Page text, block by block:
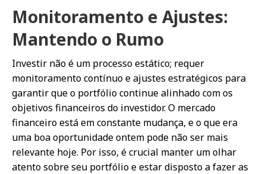
Monitoramento e Ajustes:
Mantendo o Rumo
Investir não é um processo estático; requer
monitoramento contínuo e ajustes estratégicos para
garantir que o portfólio continue alinhado com os
objetivos financeiros do investidor. O mercado
financeiro está em constante mudança, e o que era
uma boa oportunidade ontem pode não ser mais
relevante hoje. Por isso, é crucial manter um olhar
atento sobre seu portfólio e estar disposto a fazer as